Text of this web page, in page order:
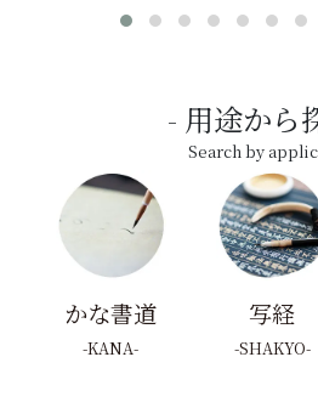
用途から
Search by
かな書道
KANA
写経
SHAKYO